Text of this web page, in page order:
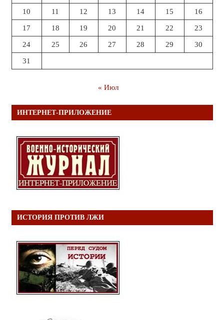
10 11 12 13 14 15 16
17 18 19 20 21 22 23
24 25 26 27 28 29 30
31
« Июл
ИНТЕРНЕТ-ПРИЛОЖЕНИЕ
ИСТОРИЯ ПРОТИВ ЛЖИ